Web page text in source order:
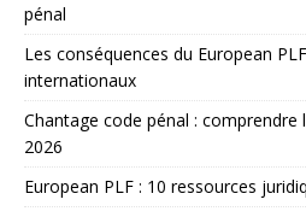
pénal
Les conséquences du European
internationaux
Chantage code pénal : comprendre
2026
European PLF : 10 ressources